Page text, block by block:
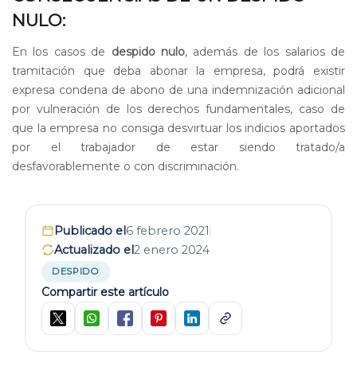
NULO:
En los casos de despido nulo, además de los salarios de
tramitación que deba abonar la empresa, podrá existir
expresa condena de abono de una indemnización adicional
por vulneración de los derechos fundamentales, caso de
que la empresa no consiga desvirtuar los indicios aportados
por el trabajador de estar siendo tratado/a
desfavorablemente o con discriminación.
Publicado el6 febrero 2021
Actualizado el2 enero 2024
DESPIDO
Compartir este artículo